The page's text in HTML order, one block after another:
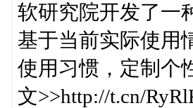
软研究院开发了一
基于当前实际使用
使用习惯，定制个
文>>http://t.cn/